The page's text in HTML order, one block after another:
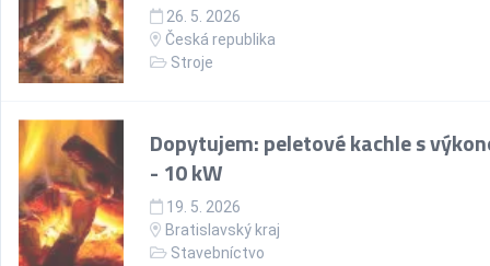
26. 5. 2026
Česká republika
Stroje
Dopytujem: peletové kachle s
- 10 kW
19. 5. 2026
Bratislavský kraj
Stavebníctvo